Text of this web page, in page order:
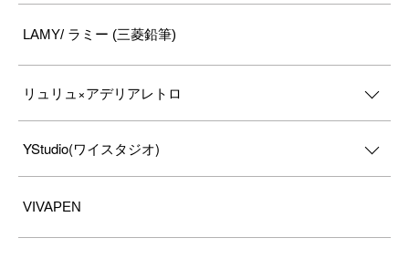
LAMY/ ラミー (三菱鉛筆)
リュリュ×アデリアレトロ
YStudio(ワイスタジオ)
VIVAPEN